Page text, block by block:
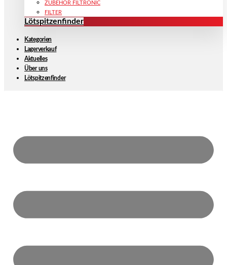
ZUBEHÖR FILTRONIC
FILTER
Lötspitzenfinder
Kategorien
Lagerverkauf
Aktuelles
Über uns
Lötspitzenfinder